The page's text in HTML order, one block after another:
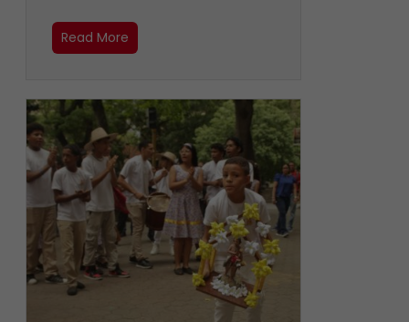
Read More